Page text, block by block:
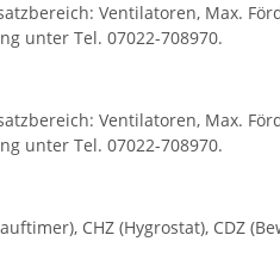
Ventilatoren, Max.
unter Tel. 07022-708970.
Ventilatoren, Max.
unter Tel. 07022-708970.
CHZ (Hygrostat), CDZ